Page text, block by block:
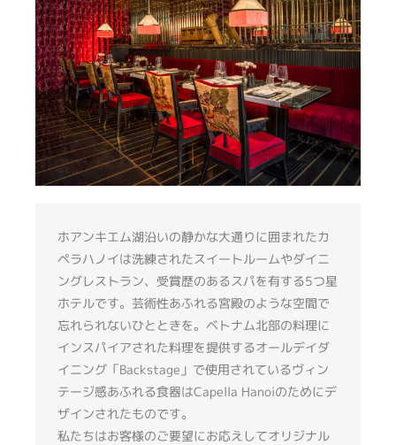
ホアンキエム湖沿いの静かな大通りに囲まれたカ
ペラハノイは洗練されたスイートルームやダイニ
ングレストラン、受賞歴のあるスパを有する5つ星
ホテルです。芸術性あふれる宮殿のような空間で
忘れられないひとときを。ベトナム北部の料理に
インスパイアされた料理を提供するオールデイダ
イニング「Backstage」で使用されているヴィン
テージ感あふれる食器はCapella Hanoiのためにデ
ザインされたものです。
私たちはお客様のご要望にお応えしてオリジナル